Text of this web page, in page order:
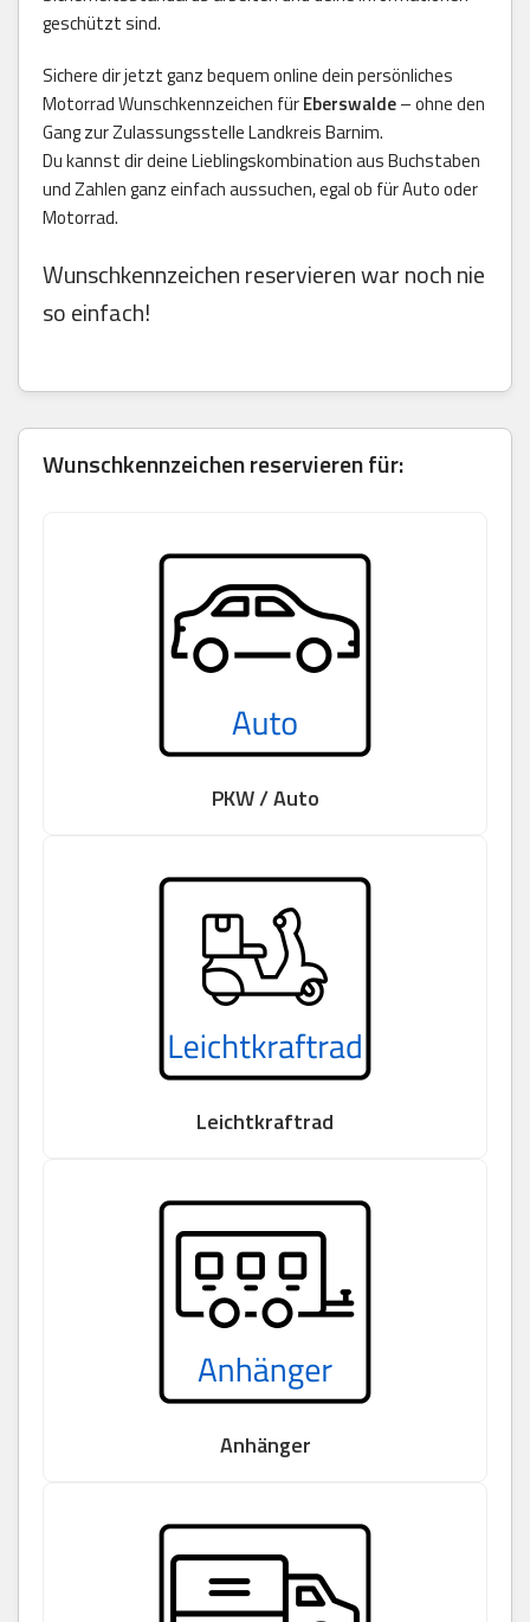
geschützt sind.
Sichere dir jetzt ganz bequem online dein persönliches
Motorrad Wunschkennzeichen fürEberswalde– ohne den
Gang zur Zulassungsstelle Landkreis Barnim.
Du kannst dir deine Lieblingskombination aus Buchstaben
und Zahlen ganz einfach aussuchen, egal ob für Auto oder
Motorrad.
Wunschkennzeichen reservieren war noch nie
so einfach!
Wunschkennzeichen reservieren für:
PKW / Auto
Leichtkraftrad
Anhänger